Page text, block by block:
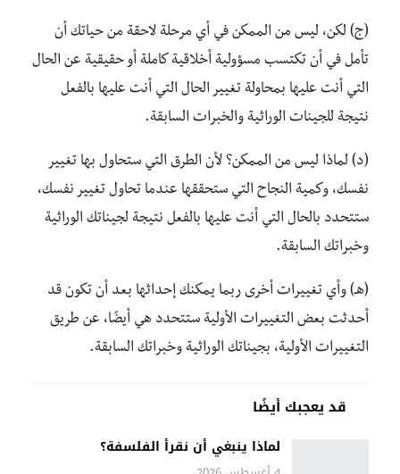
(ج) لكن، ليس من الممكن في أي مرحلة لاحقة من حياتك أن
تأمل في أن تكتسب مسؤولية أخلاقية كاملة أو حقيقية عن الحال
التي أنت عليها بمحاولة تغيير الحال التي أنت عليها بالفعل
نتيجة للجينات الوراثية والخبرات السابقة.
(د) لماذا ليس من الممكن؟ لأن الطرق التي ستحاول بها تغيير
نفسك، وكمية النجاح التي ستحققها عندما تحاول تغيير نفسك،
ستتحدد بالحال التي أنت عليها بالفعل نتيجة لجيناتك الوراثية
وخبراتك السابقة.
(هـ) وأي تغييرات أخرى ربما يمكنك إحداثها بعد أن تكون قد
أحدثت بعض التغييرات الأولية ستتحدد هي أيضًا، عن طريق
التغييرات الأولية، بجيناتك الوراثية وخبراتك السابقة.
قد يعجبك أيضًا
لماذا ينبغي أن نقرأ الفلسفة؟